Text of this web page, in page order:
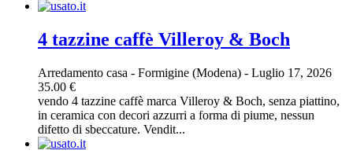
4 tazzine caffè Villeroy & Boch
Arredamento casa - Formigine (Modena) - Luglio 17, 2026
35.00 €
vendo 4 tazzine caffè marca Villeroy & Boch, senza piattino,
in ceramica con decori azzurri a forma di piume, nessun
difetto di sbeccature. Vendit...